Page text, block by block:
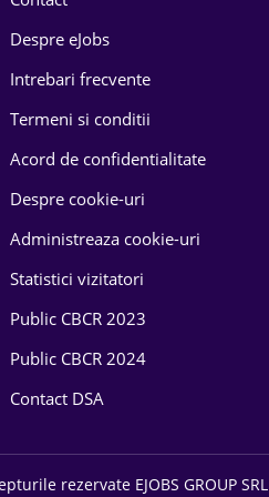
Despre eJobs
Intrebari frecvente
Termeni si conditii
Acord de confidentialitate
Despre cookie-uri
Administreaza cookie-uri
Statistici vizitatori
Public CBCR 2023
Public CBCR 2024
Contact DSA
rezervate EJOBS GROUP SRL